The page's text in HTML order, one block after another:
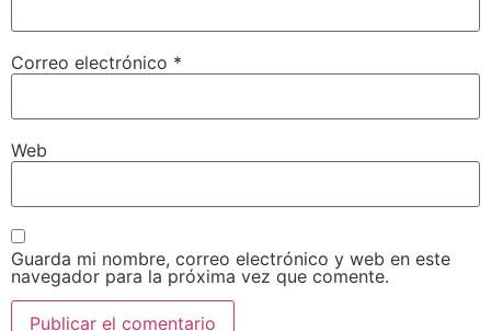
Correo electrónico *
Web
Guarda mi nombre, correo electrónico y web en este
navegador para la próxima vez que comente.